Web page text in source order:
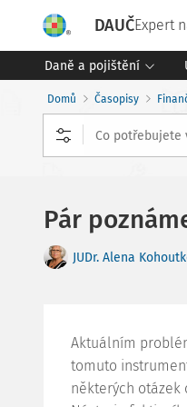
DAUČExpert
Daně a pojištění
Domů Časopisy
Pár
JUDr. Alena
Aktuálním
tomuto
některých otázek